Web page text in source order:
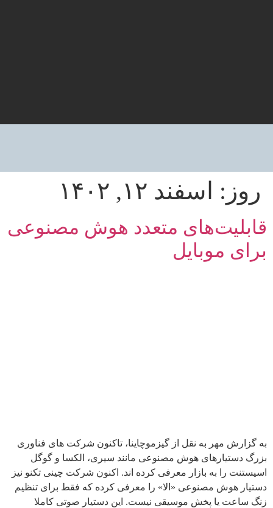
روز: اسفند ۱۲, ۱۴۰۲
قابلیت‌های متعدد هوش مصنوعی
برای موبایل
به گزارش مهر به نقل از گیزموچاینا، تاکنون شرکت های فناوری
بزرگ دستیارهای هوش مصنوعی مانند سیری، الکسا و گوگل
اسیستنت را به بازار معرفی کرده اند. اکنون شرکت چینی تکنو نیز
دستیار هوش مصنوعی «الا» را معرفی کرده که فقط برای تنظیم
زنگ ساعت یا پخش موسیقی نیست. این دستیار صوتی کاملا